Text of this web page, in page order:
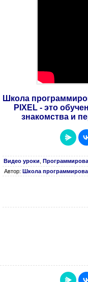
Школа
PIXEL - это
знакомства и
Видео уроки
Автор: Школа